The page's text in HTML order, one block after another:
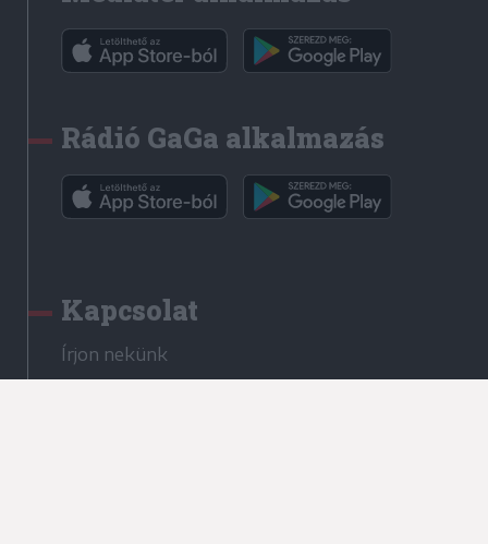
Rádió GaGa alkalmazás
Kapcsolat
Írjon nekünk